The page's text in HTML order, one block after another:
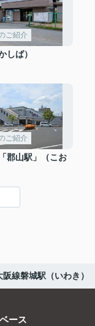
ご紹介
しば）
ご紹介
郡山駅」（こお
線磐城駅（いわき）
ース